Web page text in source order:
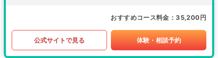
おすすめコース料金 35,200円
公式サイトで見る 体験・相談予約